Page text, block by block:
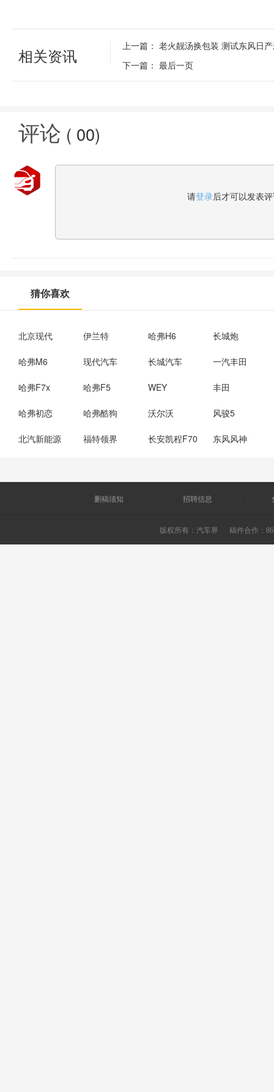
相关资讯 上一篇： 老火靓汤换包装 测试东风日
下一篇： 最后一页
评论 ( 00)
请登录后才可以发表
猜你喜欢
北京现代 伊兰特 哈弗H6 长城炮
哈弗M6 现代汽车 长城汽车 一汽丰田
哈弗F7x 哈弗F5 WEY 丰田
哈弗初恋 哈弗酷狗 沃尔沃 风骏5
北汽新能源 福特领界 长安凯程F70 东风风神
删稿须知 招聘信息
版权所有： 汽车界 稿件合作：